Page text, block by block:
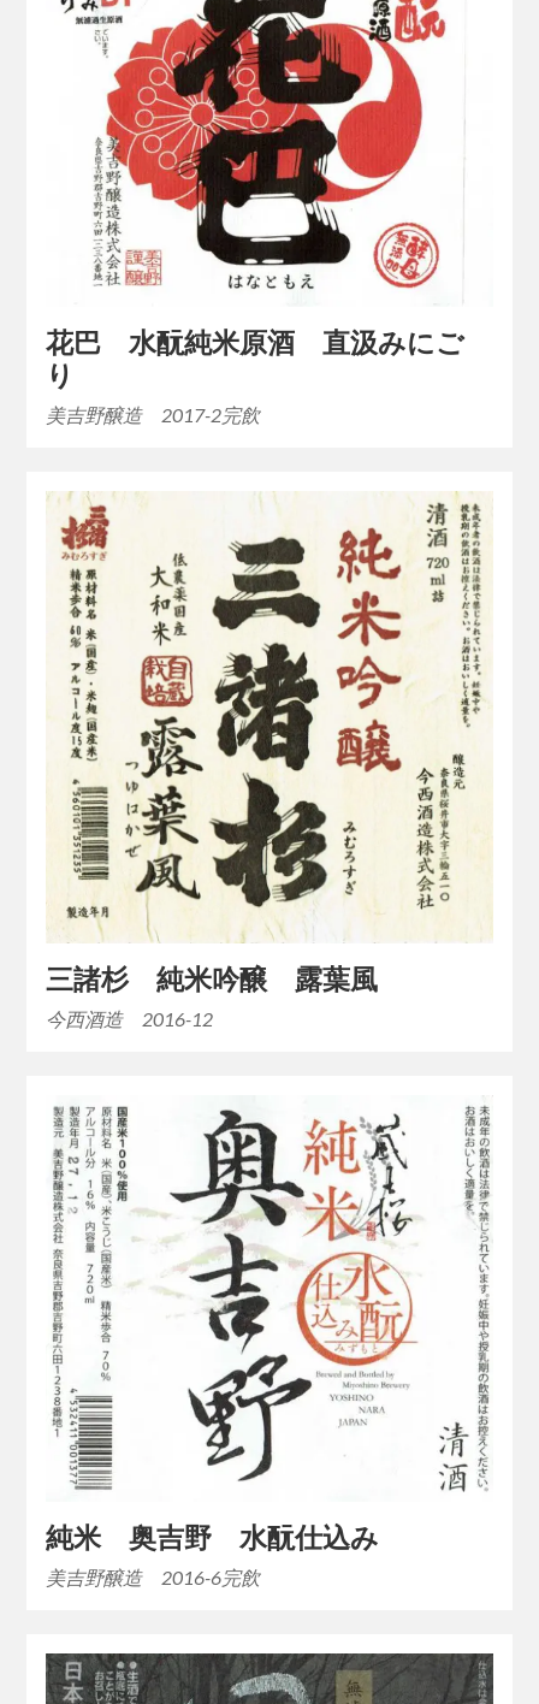
花巴 水酛純米原酒 直汲みにご
り
美吉野醸造 2017-2完飲
三諸杉 純米吟醸 露葉風
今西酒造 2016-12
純米 奥吉野 水酛仕込み
美吉野醸造 2016-6完飲